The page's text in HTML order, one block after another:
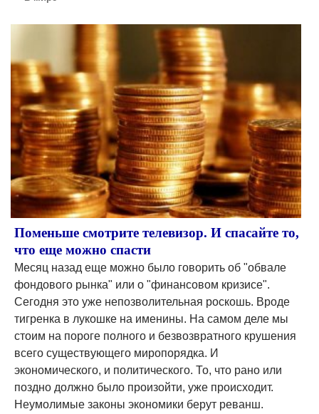
Поменьше смотрите телевизор. И спасайте то,
что еще можно спасти
Месяц назад еще можно было говорить об "обвале
фондового рынка" или о "финансовом кризисе".
Сегодня это уже непозволительная роскошь. Вроде
тигренка в лукошке на именины. На самом деле мы
стоим на пороге полного и безвозвратного крушения
всего существующего миропорядка. И
экономического, и политического. То, что рано или
поздно должно было произойти, уже происходит.
Неумолимые законы экономики берут реванш.